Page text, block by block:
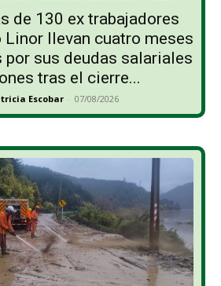
de 130 ex trabajadores
Linor llevan cuatro meses
por sus deudas salariales
tras el cierre...
Escobar - 07/08/2026